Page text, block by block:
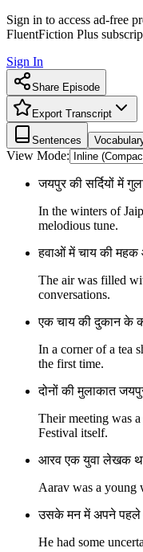
Sign in to access ad-free
FluentFiction Plus
Sign In
Share Episode
Export Transcript
Sentences
View Mode:
जयपुर की सर्दियों में
In the winters of
melodious tune.
हवाओं में चाय की महक
The air was filled
conversations.
एक चाय की दुकान के
In a corner of a tea
the first time.
दोनों की मुलाकात
Their meeting was
Festival itself.
आरव एक युवा लेखक
Aarav was a young
उसके मन में अपने पहले
He had some